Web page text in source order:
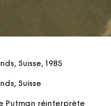
Suisse, 1985
Suisse
Putman réinterprète